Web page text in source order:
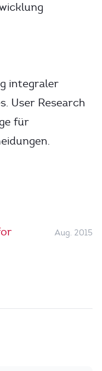
integraler
User Research
für
Aug. 2015